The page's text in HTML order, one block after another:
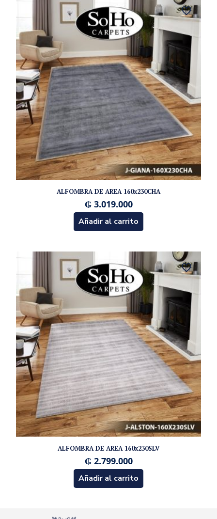
ALFOMBRA DE AREA 160x230CHA
₲3.019.000
Añadir al carrito
ALFOMBRA DE AREA 160x230SLV
₲2.799.000
Añadir al carrito